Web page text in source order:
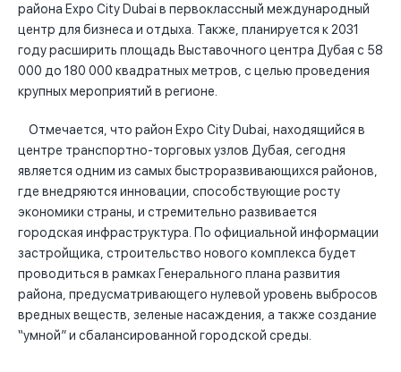
района Expo City Dubai в первоклассный международный
центр для бизнеса и отдыха. Также, планируется к 2031
году расширить площадь Выставочного центра Дубая с 58
000 до 180 000 квадратных метров, с целью проведения
крупных мероприятий в регионе.
Отмечается, что район Expo City Dubai, находящийся в
центре транспортно-торговых узлов Дубая, сегодня
является одним из самых быстроразвивающихся районов,
где внедряются инновации, способствующие росту
экономики страны, и стремительно развивается
городская инфраструктура. По официальной информации
застройщика, строительство нового комплекса будет
проводиться в рамках Генерального плана развития
района, предусматривающего нулевой уровень выбросов
вредных веществ, зеленые насаждения, а также создание
“умной” и сбалансированной городской среды.